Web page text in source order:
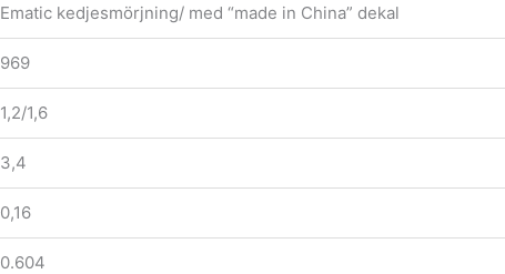
Ematic kedjesmörjning/ med “made in China” dekal
969
1,2/1,6
3,4
0,16
0.604